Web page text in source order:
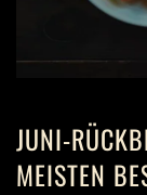
JUNI-
MEISTEN